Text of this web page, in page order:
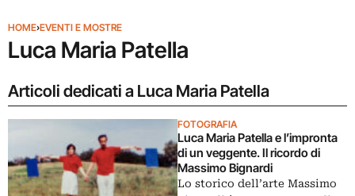
HOME›EVENTI E MOSTRE
Luca Maria Patella
Articoli dedicati a Luca Maria Patella
FOTOGRAFIA
Luca Maria Patella e l’impronta
di un veggente. Il ricordo di
Massimo Bignardi
Lo storico dell’arte Massimo